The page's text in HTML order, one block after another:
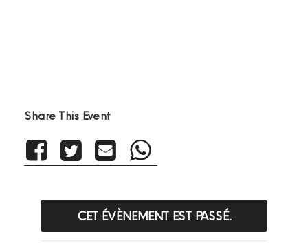
Share This Event
CET ÉVÈNEMENT EST PASSÉ.